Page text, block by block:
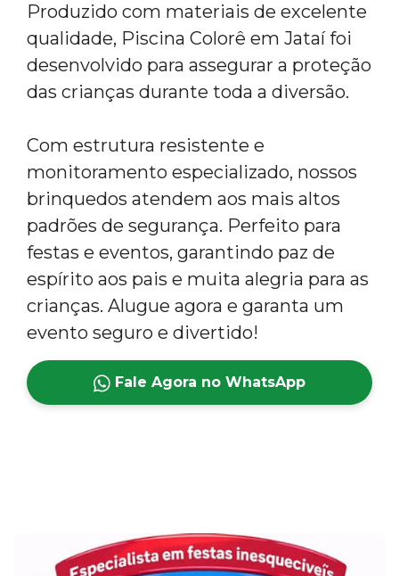
Produzido com materiais de excelente
qualidade, Piscina Colorê em Jataí foi
desenvolvido para assegurar a proteção
das crianças durante toda a diversão.
Com estrutura resistente e
monitoramento especializado, nossos
brinquedos atendem aos mais altos
padrões de segurança. Perfeito para
festas e eventos, garantindo paz de
espírito aos pais e muita alegria para as
crianças. Alugue agora e garanta um
evento seguro e divertido!
Fale Agora no WhatsApp